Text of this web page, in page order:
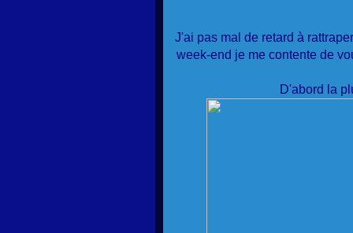
J'ai pas mal de retard à
week-end je me contente de
D'abord la